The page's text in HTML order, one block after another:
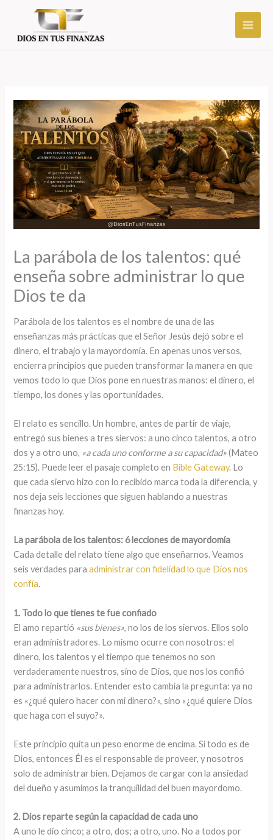
contenido
La parábola de los talentos: qué
enseña sobre administrar lo que
Dios te da
Parábola de los talentos es el nombre de una de las
enseñanzas más prácticas que el Señor Jesús dejó sobre el
dinero, el trabajo y la mayordomía. En apenas unos versos,
encierra principios que pueden transformar la manera en que
vemos todo lo que Dios pone en nuestras manos: el dinero, el
tiempo, los dones y las oportunidades.
El relato es sencillo. Un hombre, antes de partir de viaje,
entregó sus bienes a tres siervos: a uno cinco talentos, a otro
dos y a otro uno, «a cada uno conforme a su capacidad»(Mateo
25:15). Puede leer el pasaje completo en Bible Gateway. Lo
que cada siervo hizo con lo recibido marca toda la diferencia, y
nos deja seis lecciones que siguen hablando a nuestras
finanzas hoy.
La parábola de los talentos: 6 lecciones de mayordomía
Cada detalle del relato tiene algo que enseñarnos. Veamos
seis verdades para administrar con fidelidad lo que Dios nos
confía.
1. Todo lo que tienes te fue confiado
El amo repartió «sus bienes», no los de los siervos. Ellos solo
eran administradores. Lo mismo ocurre con nosotros: el
dinero, los talentos y el tiempo que tenemos no son
verdaderamente nuestros, sino de Dios, que nos los confió
para administrarlos. Entender esto cambia la pregunta: ya no
es «¿qué quiero hacer con mi dinero?», sino «¿qué quiere Dios
que haga con el suyo?».
Este principio quita un peso enorme de encima. Si todo es de
Dios, entonces Él es el responsable de proveer, y nosotros
solo de administrar bien. Dejamos de cargar con la ansiedad
del dueño y asumimos la tranquilidad del buen mayordomo.
2. Dios reparte según la capacidad de cada uno
A uno le dio cinco; a otro, dos; a otro, uno. No a todos por